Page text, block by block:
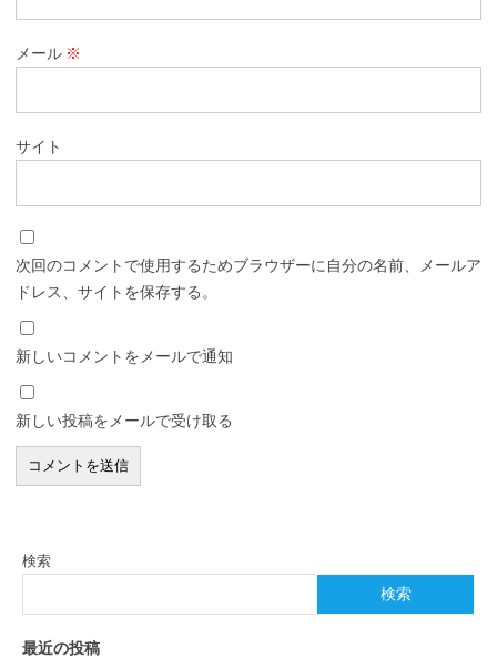
メール ※
サイト
次回のコメントで使用するためブラウザーに自分の名前、メールア
ドレス、サイトを保存する。
新しいコメントをメールで通知
新しい投稿をメールで受け取る
検索
検索
最近の投稿